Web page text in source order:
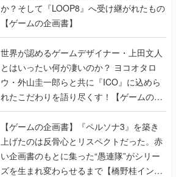
か？そして『LOOP8』へ受け継がれたもの
【ゲームの企画書】
世界が認めるゲームデザイナー・上田文人
とはいったい何が凄いのか？ ヨコオタロ
ウ・外山圭一郎らと共に『ICO』に込めら
れたこだわりを語り尽くす！【ゲームの企
画書】
【ゲームの企画書】『ペルソナ3』を築き
上げたのは反骨心とリスペクトだった。赤
い企画書のもとに集った“愚連隊”がシリー
ズを生まれ変わらせるまで【橋野桂インタ